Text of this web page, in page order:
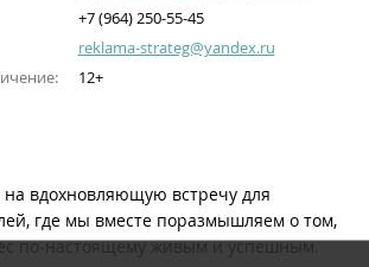
+7 (964) 250-55-45
reklama-strateg@yandex.ru
12+
вдохновляющую встречу для
где мы вместе поразмышляем о том,
по‑настоящему живым и успешным.